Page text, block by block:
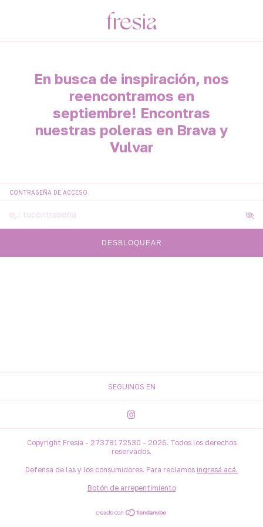
En busca de inspiración, nos
reencontramos en
septiembre! Encontras
nuestras poleras en Brava y
Vulvar
CONTRASEÑA DE ACCESO
DESBLOQUEAR
SEGUINOS EN
Copyright Fresia - 27378172530 - 2026. Todos los derechos
reservados.
Defensa de las y los consumidores. Para reclamos ingresá acá.
Botón de arrepentimiento